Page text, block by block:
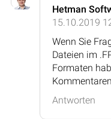
Hetman
15.10.2019
Wenn Sie
Dateien im
Formaten
Antworten